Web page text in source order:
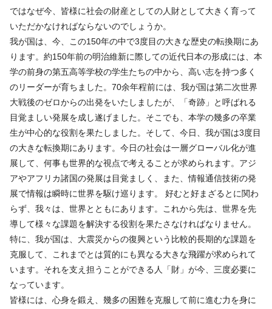
ではなぜ今、皆様に社会の財産としての人財として大きく育って
いただかなければならないのでしょうか。
我が国は、今、この150年の中で3度目の大きな歴史の転換期にあ
ります。約150年前の明治維新に際しての近代日本の形成には、本
学の前身の第五高等学校の学生たちの中から、高い志を持つ多く
のリーダーが育ちました。70余年程前には、我が国は第二次世界
大戦後のゼロからの出発をいたしましたが、「奇跡」と呼ばれる
目覚ましい発展を成し遂げました。そこでも、本学の幾多の卒業
生が中心的な役割を果たしました。そして、今日、我が国は3度目
の大きな転換期にあります。今日の社会は一層グローバル化が進
展して、何事も世界的な視点で考えることが求められます。アジ
アやアフリカ諸国の発展は目覚ましく、また、情報通信技術の発
展で情報は瞬時に世界を駆け巡ります。 好むと好まざるとに関わ
らず、我々は、世界とともにあります。これから先は、世界を先
導して様々な課題を解決する役割を果たさなければなりません。
特に、我が国は、大震災からの復興という比較的長期的な課題を
克服して、これまでとは質的にも異なる大きな飛躍が求められて
います。それを支え担うことができる人「財」が今、三度必要に
なっています。
皆様には、心身を鍛え、幾多の困難を克服して前に進む力を身に